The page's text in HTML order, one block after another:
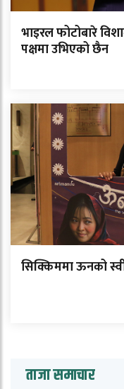
भाइरल फोटोबारे
पक्षमा उभिएको छैन
सिक्किममा ऊनको
ताजा समाचार